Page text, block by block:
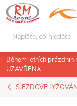
Přejít
na
obsah
Během letních prázdnin
UZAVŘENA.
SJEZDOVÉ